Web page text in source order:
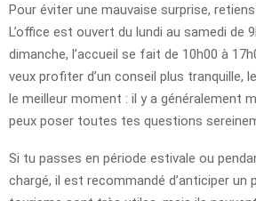
Pour éviter une mauvaise surprise,
L’office est ouvert du lundi au samedi de
dimanche, l’accueil se fait de 10h00 à
veux profiter d’un conseil plus tranquille,
le meilleur moment : il y a généralement
peux poser toutes tes questions
Si tu passes en période estivale ou
chargé, il est recommandé d’anticiper un